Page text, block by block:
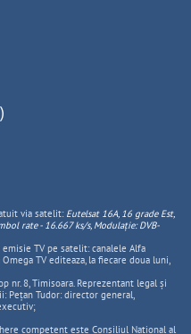
via satelit: Eutelsat 16A, 16 grade Est,
rate - 16.667 ks/s, Modulație: DVB-
TV pe satelit: canalele Alfa
TV editeaza, la fiecare doua luni,
nr. 8, Timisoara. Reprezentant legal și
Pețan Tudor: director general,
competent este Consiliul National al